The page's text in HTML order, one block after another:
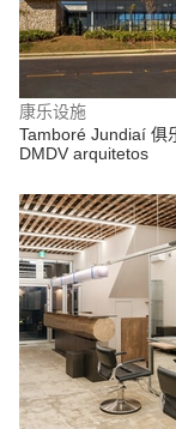
康乐设施
Tamboré Jundiaí 俱
DMDV arquitetos